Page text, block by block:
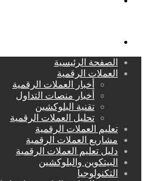
الصفحة الرئيسية
العملات الرقمية
أخبار العملات الرقمية
أخبار منصات التداول
تقنية البلوكشين
تحليل العملات الرقمية
تعليم العملات الرقمية
مشاريع العملات الرقمية
دليل تعليم العملات الرقمية
البيتكوين والبلوكشين
التكنولوجيا